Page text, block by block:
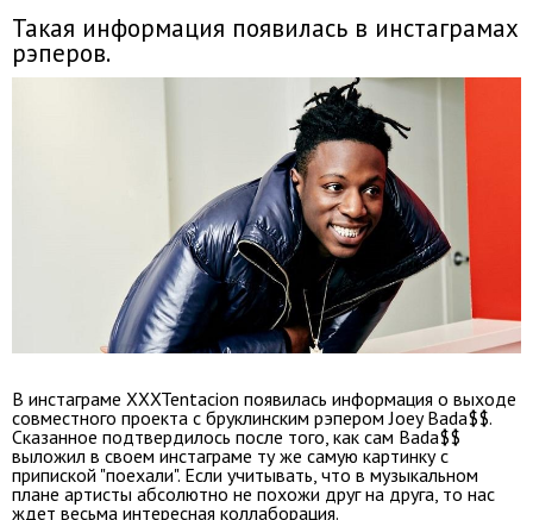
Такая информация появилась в инстаграмах
рэперов.
В инстаграме XXXTentacion появилась информация о выходе
совместного проекта с бруклинским рэпером Joey Bada$$.
Сказанное подтвердилось после того, как сам Bada$$
выложил в своем инстаграме ту же самую картинку с
припиской "поехали". Если учитывать, что в музыкальном
плане артисты абсолютно не похожи друг на друга, то нас
ждет весьма интересная коллаборация.